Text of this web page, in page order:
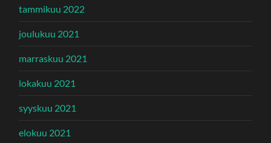
tammikuu 2022
joulukuu 2021
marraskuu 2021
lokakuu 2021
syyskuu 2021
elokuu 2021